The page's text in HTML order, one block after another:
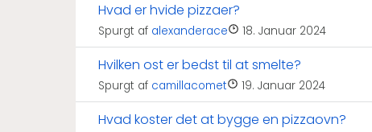
Hvad er hvide pizzaer?
Spurgt af alexanderace 18. Januar 2024
Hvilken ost er bedst til at smelte?
Spurgt af camillacomet 19. Januar 2024
Hvad koster det at bygge en pizzaovn?